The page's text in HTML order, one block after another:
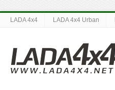
LADA 4x4 LADA 4x4 Urban